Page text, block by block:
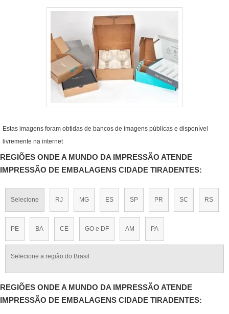
Estas imagens foram obtidas de bancos de imagens públicas e disponível
livremente na internet
REGIÕES ONDE A MUNDO DA IMPRESSÃO ATENDE
IMPRESSÃO DE EMBALAGENS CIDADE TIRADENTES:
Selecione RJ MG ES SP PR SC RS
PE BA CE GO e DF AM PA
Selecione a região do Brasil
REGIÕES ONDE A MUNDO DA IMPRESSÃO ATENDE
IMPRESSÃO DE EMBALAGENS CIDADE TIRADENTES: